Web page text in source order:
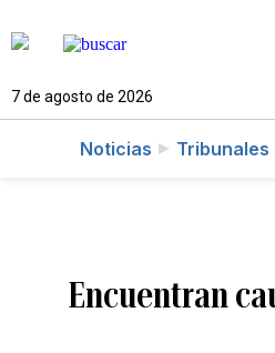
7 de agosto de 2026
Noticias Tribunales
Encuentran